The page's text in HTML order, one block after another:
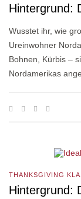
Hintergrund:
Wusstet ihr, wie
Ureinwohner
Bohnen, Kürbis –
Nordamerikas
THANKSGIVING
Hintergrund: